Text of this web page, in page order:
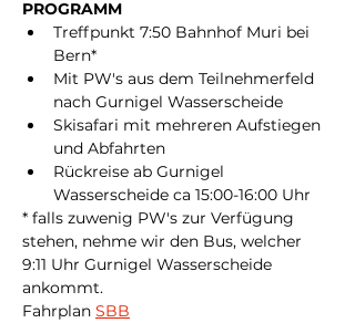
PROGRAMM
Treffpunkt 7:50 Bahnhof Muri bei
Bern*
Mit PW's aus dem Teilnehmerfeld
nach Gurnigel Wasserscheide
Skisafari mit mehreren Aufstiegen
und Abfahrten
Rückreise ab Gurnigel
Wasserscheide ca 15:00-16:00 Uhr
* falls zuwenig PW's zur Verfügung
stehen, nehme wir den Bus, welcher
9:11 Uhr Gurnigel Wasserscheide
ankommt.
Fahrplan SBB